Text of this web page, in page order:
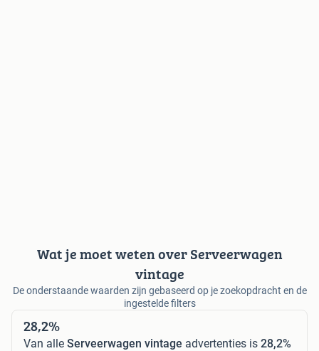
Wat je moet weten over Serveerwagen
vintage
De onderstaande waarden zijn gebaseerd op je zoekopdracht en de
ingestelde filters
28,2%
Van alle Serveerwagen vintage advertenties is 28,2%